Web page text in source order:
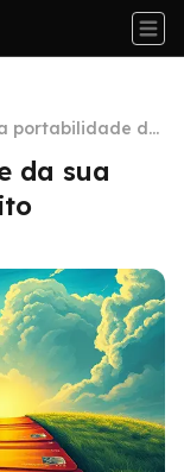
portabilidade da
cartão de créd
da sua